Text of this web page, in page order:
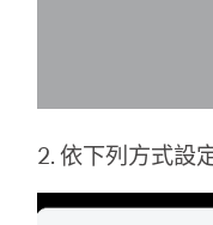
2. 依下列方式設